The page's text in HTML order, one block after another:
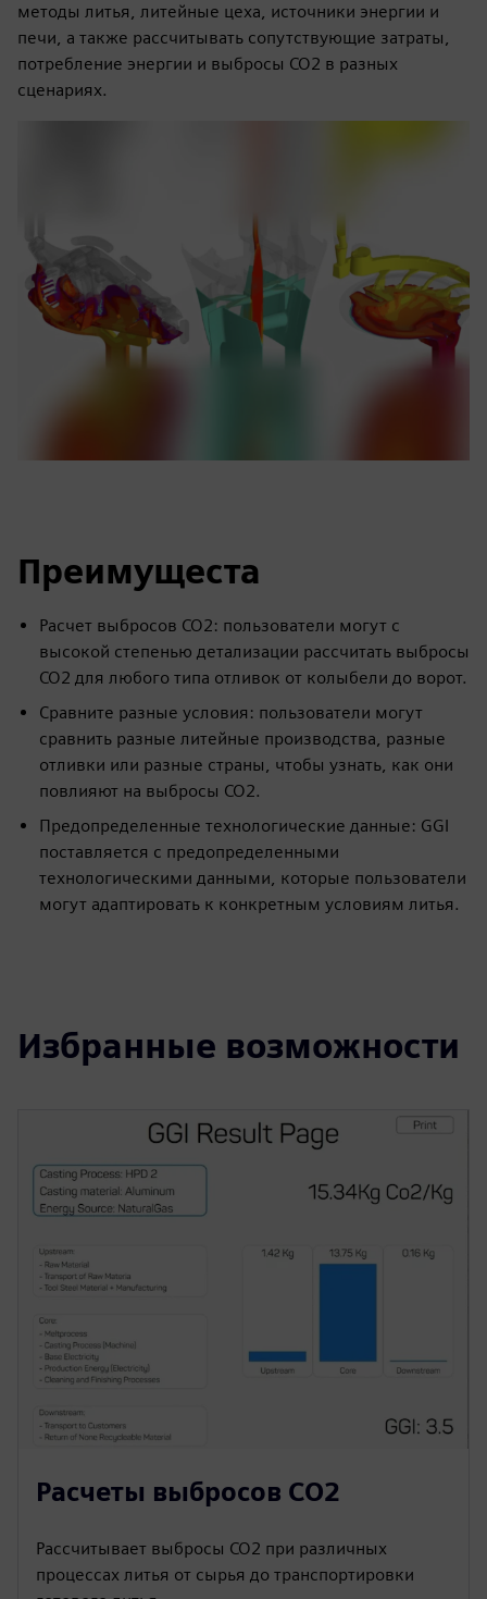
методы литья, литейные цеха, источники энергии и
печи, а также рассчитывать сопутствующие затраты,
потребление энергии и выбросы CO2 в разных
сценариях.
Преимущеста
Расчет выбросов CO2: пользователи могут с
высокой степенью детализации рассчитать выбросы
CO2 для любого типа отливок от колыбели до ворот.
Сравните разные условия: пользователи могут
сравнить разные литейные производства, разные
отливки или разные страны, чтобы узнать, как они
повлияют на выбросы CO2.
Предопределенные технологические данные: GGI
поставляется с предопределенными
технологическими данными, которые пользователи
могут адаптировать к конкретным условиям литья.
Избранные возможности
Расчеты выбросов CO2
Рассчитывает выбросы CO2 при различных
процессах литья от сырья до транспортировки